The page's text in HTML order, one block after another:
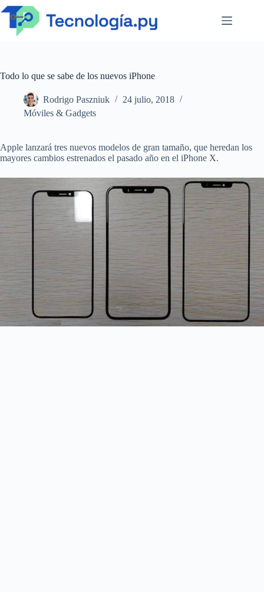
Saltar
al
contenido
Todo lo que se sabe de los nuevos iPhone
Rodrigo Paszniuk
24 julio, 2018
Móviles & Gadgets
Apple lanzará tres nuevos modelos de gran tamaño, que heredan los
mayores cambios estrenados el pasado año en el iPhone X.